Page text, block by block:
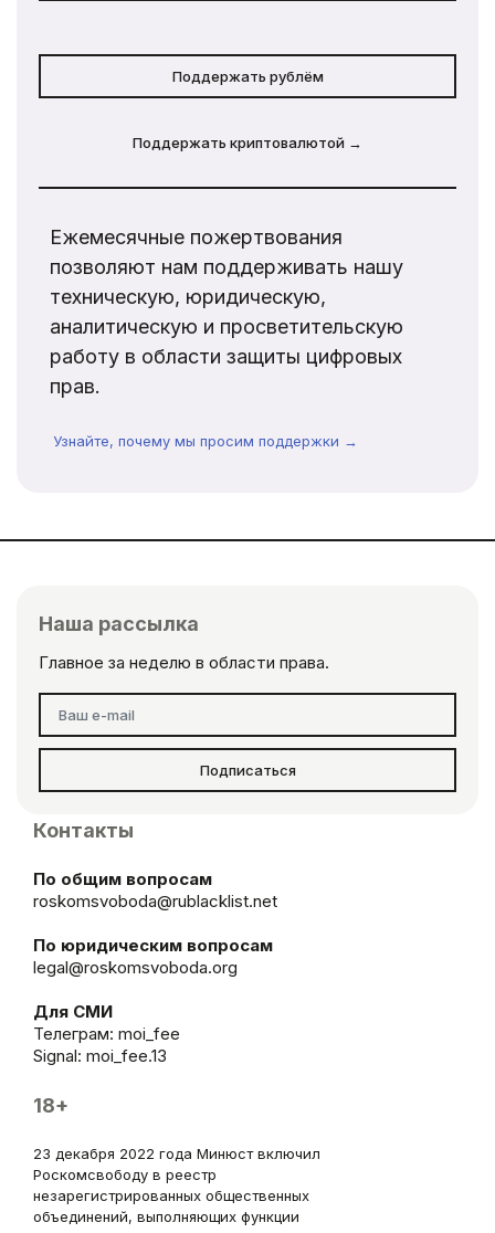
Поддержать рублём
Поддержать криптовалютой →
Ежемесячные пожертвования
позволяют нам поддерживать нашу
техническую, юридическую,
аналитическую и просветительскую
работу в области защиты цифровых
прав.
Узнайте, почему мы просим поддержки →
Наша рассылка
Главное за неделю в области права.
Подписаться
Контакты
По общим вопросам
roskomsvoboda@rublacklist.net
По юридическим вопросам
legal@roskomsvoboda.org
Для СМИ
Телеграм: moi_fee
Signal: moi_fee.13
18+
23 декабря 2022 года Минюст включил
Роскомсвободу в реестр
незарегистрированных общественных
объединений, выполняющих функции